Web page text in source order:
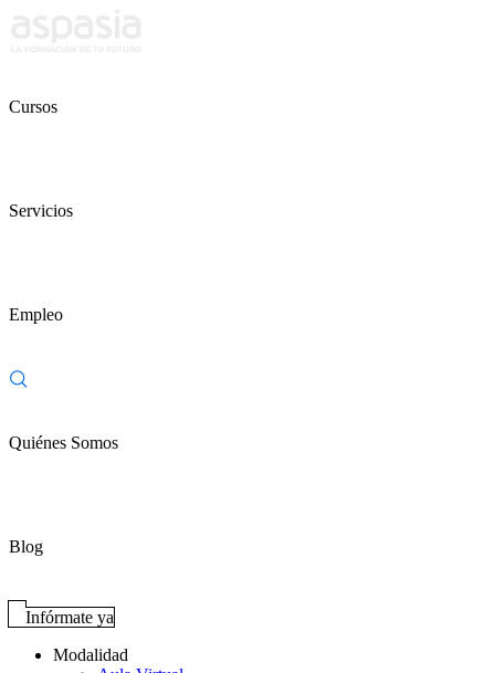
Cursos
Servicios
Empleo
Quiénes Somos
Blog
Infórmate ya
Modalidad